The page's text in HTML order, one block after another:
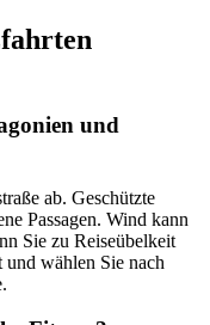
und
ab. Geschützte
Passagen. Wind kann
Sie zu Reiseübelkeit
wählen Sie nach